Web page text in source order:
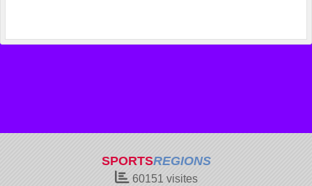
SPORTSREGIONS
60151 visites